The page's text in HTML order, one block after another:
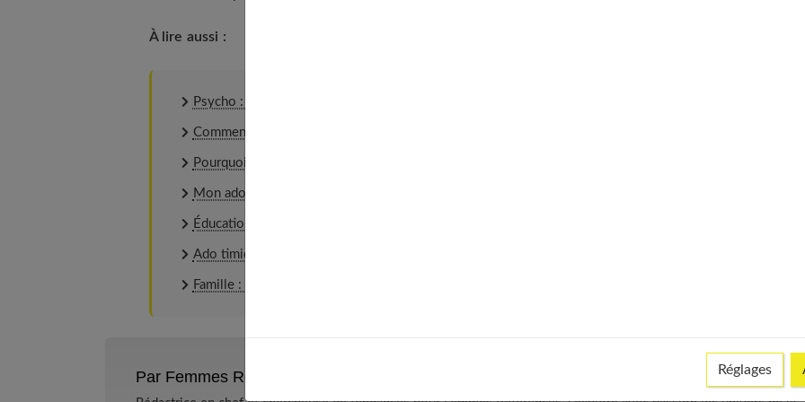
À lire aussi :
Psycho : laissez vos enfants / ados s’envoler !
Comment aider son ado à surmonter le trac ?
Pourquoi votre ado vole-t-il ?
Mon adolescent a fait un malaise : que faire ?
Éducation : L'autorité est-elle nécessaire à l'adolescence ?
Ado timide : les chemins de la confiance en soi
Famille : comment organiser une cousinade ?
Par Femmes References Réglages